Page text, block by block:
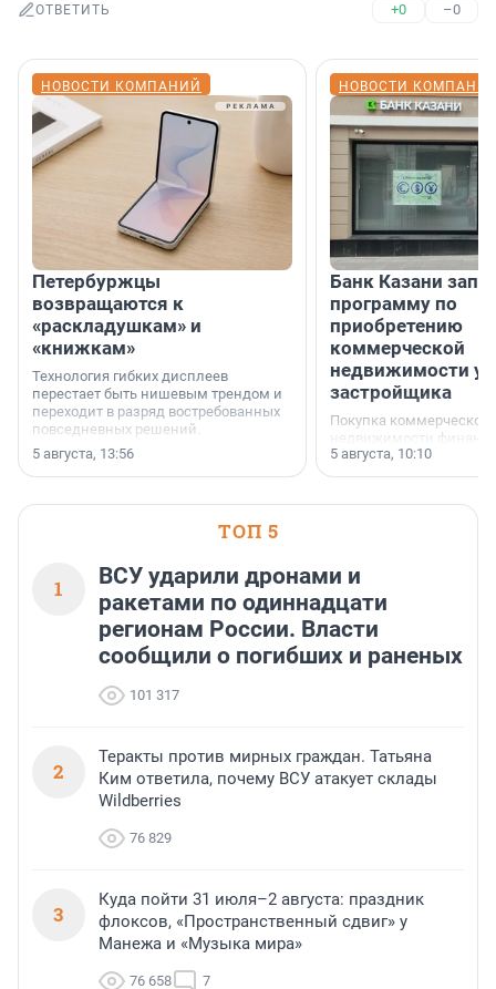
ОТВЕТИТЬ +0 –0
НОВОСТИ КОМПАНИЙ
Петербуржцы
возвращаются к
«раскладушкам» и
«книжкам»
Технология гибких дисплеев
перестает быть нишевым трендом и
переходит в разряд востребованных
повседневных решений.
5 августа, 13:56
НОВОСТИ
Банк Казани
программу по
приобретению
коммерческой
недвижимости у
застройщика
Покупка коммерческой
недвижимости
инструмент,
предпринимателей.
или готовый арендный
5 августа, 10:10
ТОП 5
1
ВСУ ударили дронами и
ракетами по одиннадцати
регионам России. Власти
сообщили о погибших и раненых
101 317
2
Теракты против мирных граждан. Татьяна
Ким ответила, почему ВСУ атакует склады
Wildberries
76 829
3
Куда пойти 31 июля–2 августа: праздник
флоксов, «Пространственный сдвиг» у
Манежа и «Музыка мира»
76 658 7